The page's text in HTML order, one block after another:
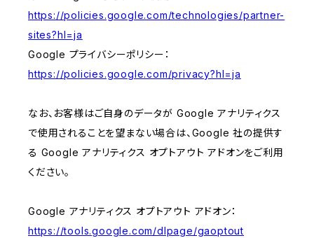
https://policies.google.com/technologies/partner-
sites?hl=ja
Google プライバシーポリシー：
https://policies.google.com/privacy?hl=ja
なお、お客様はご自身のデータが Google アナリティクス
で使用されることを望まない場合は、Google 社の提供す
る Google アナリティクス オプトアウト アドオンをご利用
ください。
Google アナリティクス オプトアウト アドオン：
https://tools.google.com/dlpage/gaoptout